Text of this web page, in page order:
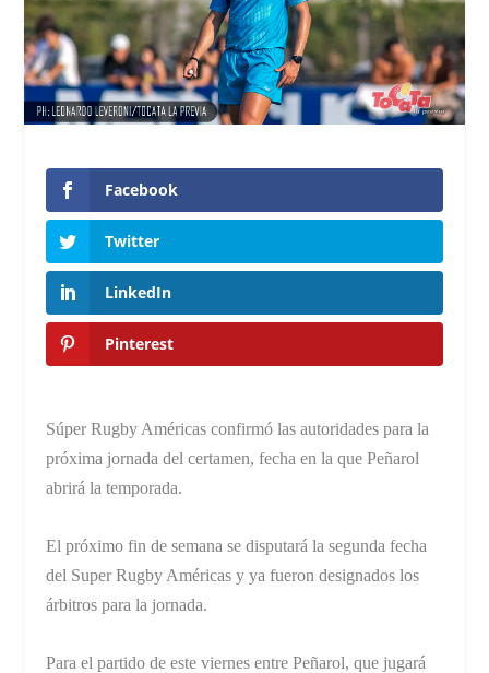
Facebook
Twitter
LinkedIn
Pinterest
Súper Rugby Américas confirmó las autoridades para la
próxima jornada del certamen, fecha en la que Peñarol
abrirá la temporada.
El próximo fin de semana se disputará la segunda fecha
del Super Rugby Américas y ya fueron designados los
árbitros para la jornada.
Para el partido de este viernes entre Peñarol, que jugará